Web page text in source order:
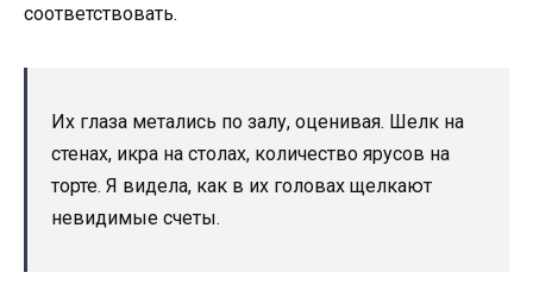
соответствовать.
Их глаза метались по залу, оценивая. Шелк на
стенах, икра на столах, количество ярусов на
торте. Я видела, как в их головах щелкают
невидимые счеты.